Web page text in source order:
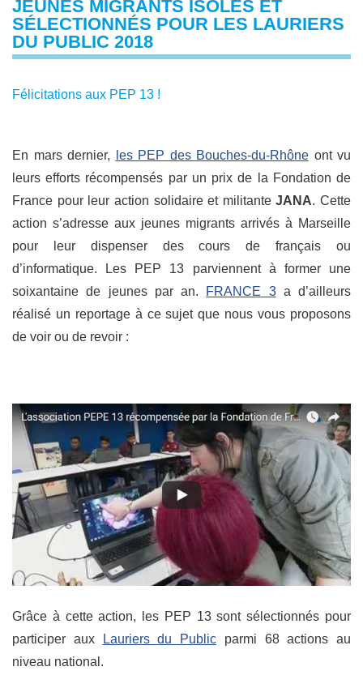
JEUNES MIGRANTS ISOLÉS ET
SÉLECTIONNÉS POUR LES LAURIERS
DU PUBLIC 2018
Félicitations aux PEP 13 !
En mars dernier, les PEP des Bouches-du-Rhône ont vu
leurs efforts récompensés par un prix de la Fondation de
France pour leur action solidaire et militanteJANA. Cette
action s’adresse aux jeunes migrants arrivés à Marseille
pour leur dispenser des cours de français ou
d’informatique. Les PEP 13 parviennent à former une
soixantaine de jeunes par an.
FRANCE 3a d’ailleurs
réalisé un reportage à ce sujet que nous vous proposons
de voir ou de revoir :
Grâce à cette action, les PEP 13 sont sélectionnés pour
participer aux
Lauriers du Public parmi 68 actions au
niveau national.